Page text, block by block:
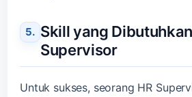
Skill yang
Supervisor
Untuk sukses, seorang HR